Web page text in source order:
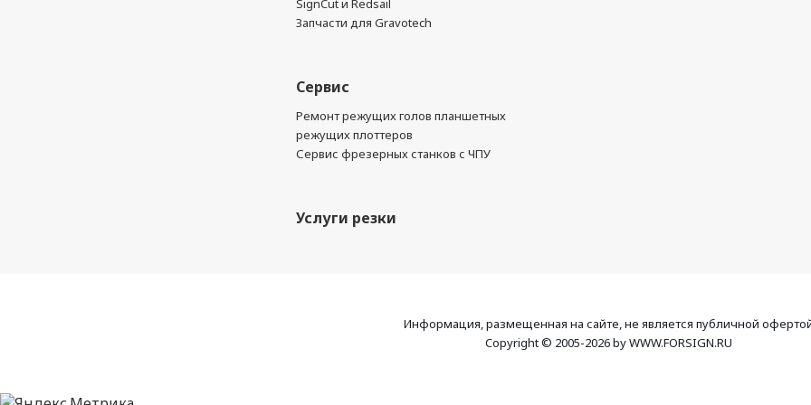
SignCut и Redsail
Запчасти для Gravotech
Сервис
Ремонт режущих голов планшетных
режущих плоттеров
Сервис фрезерных станков с ЧПУ
Услуги резки
Информация, размещенная на сайте, не является публичной
Copyright © 2005-2026 by WWW.FORSIGN.RU